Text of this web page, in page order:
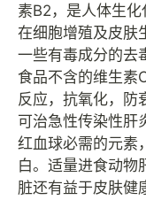
素B2，是人体生化
在细胞增殖及皮肤
一些有毒成分的去
食品不含的维生素
反应，抗氧化，防
可治急性传染性肝
红血球必需的元素
白。适量进食动物